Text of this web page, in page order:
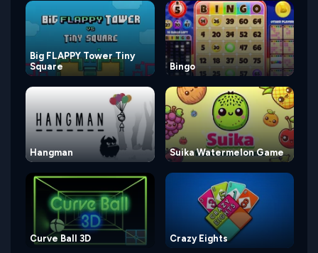
Big FLAPPY Tower Tiny
Square
Bingo
Hangman Suika Watermelon Game
Curve Ball 3D Crazy Eights